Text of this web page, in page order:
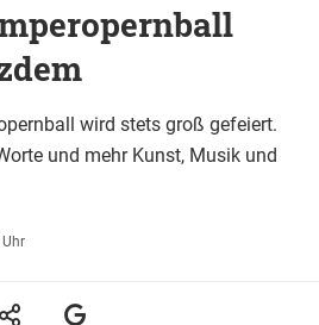
wird stets groß gefeiert.
und mehr Kunst, Musik und